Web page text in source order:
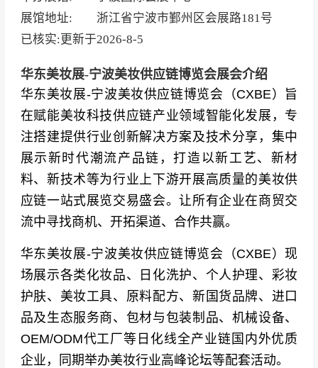
展馆地址:
浙江省宁波市鄞州区会展路181号
已核实:更新于2026-8-5
华东美妆展-宁波美妆供应链博览会展会介绍
华东美妆展-宁波美妆供应链博览会（CXBE）旨
在赋能美妆科技供应链产业领域智能化发展，专
注搭建提供行业创新解决方案及技术分享，集中
展示新时代潮流产品链，打造以新工艺、新材
料、新技术等为行业上下游开展高质量的美妆供
应链一站式展览交易盛会。让所有企业在商贸交
流中寻找商机、开拓渠道、合作共赢。
华东美妆展-宁波美妆供应链博览会（CXBE）现
场展示各类化妆品、日化洗护、个人护理、彩妆
护肤、美妆工具、原料配方、新国货品牌、进口
品及生态服务商、包材与包装制品、机械设备、
OEM/ODM代工厂等日化线全产业链国内外优质
企业，同期举办美妆行业高峰论坛等配套活动。